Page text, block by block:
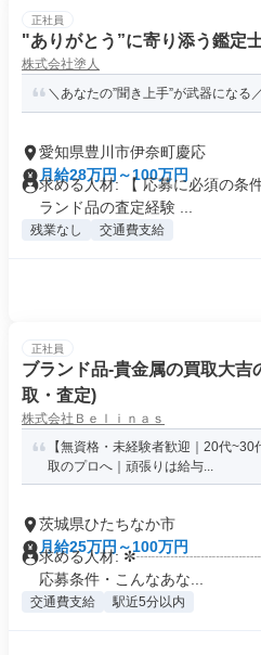
正社員
"ありがとう”に寄り添う鑑定
株式会社塗人
＼あなたの”聞き上手”が武器になる／
愛知県豊川市伊奈町慶応
月給28万円～100万円
求める人材: 【 応募に必須の
ランド品の査定経験 ...
残業なし 交通費支給
正社員
ブランド品-貴金属の買取大吉
取・査定)
株式会社Ｂｅｌｉｎａｓ
【無資格・未経験者歓迎｜20代
取のプロへ｜頑張りは給与...
茨城県ひたちなか市
月給25万円～100万円
求める人材:
応募条件・こんなあな...
交通費支給 駅近5分以内